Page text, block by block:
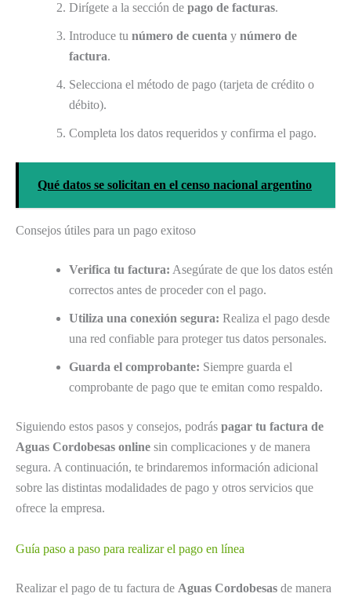
Dirígete a la sección de pago de facturas.
Introduce tu número de cuenta y número de
factura.
Selecciona el método de pago (tarjeta de crédito o
débito).
Completa los datos requeridos y confirma el pago.
Qué datos se solicitan en el censo nacional argentino
Consejos útiles para un pago exitoso
Verifica tu factura: Asegúrate de que los datos estén
correctos antes de proceder con el pago.
Utiliza una conexión segura: Realiza el pago desde
una red confiable para proteger tus datos personales.
Guarda el comprobante: Siempre guarda el
comprobante de pago que te emitan como respaldo.
Siguiendo estos pasos y consejos, podrás pagar tu factura de
Aguas Cordobesas online sin complicaciones y de manera
segura. A continuación, te brindaremos información adicional
sobre las distintas modalidades de pago y otros servicios que
ofrece la empresa.
Guía paso a paso para realizar el pago en línea
Realizar el pago de tu factura de Aguas Cordobesas de manera